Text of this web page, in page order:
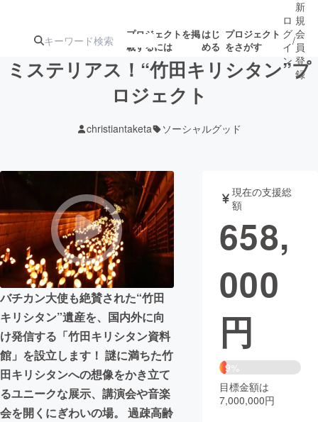
プロジェクトを掲
載するには
はじ
める
プロジェクト
をさがす
ターン
ジェクト
ロジェクト
アート・写真 音楽
テクノロジー・ガジェット ゲーム・サ
映像・映画
ビジネス・起業
まちづくり・地域活性化
CAMPFIRE for Social Good
CAMPFIRE Creation
CAMPFIREふるさと納税machi-ya コミュニティ
ロ
グ
イ
ン
/
新
規
会
員
登
録
ミステリアス！“竹田キリシタン”プ
ロジェクト
christiantaketa ソーシャルグッド
バチカン大使も絶賛された“竹田
キリシタン”遺産を、国内外に向
け発信する「竹田キリシタン資料
館」を設立します！ 謎に満ちた竹
田キリシタンへの想像をかき立て
るユニークな展示、講演会や音楽
会を開くにぎわいの場。 過疎高齢
現在の支援総
額
658,
000
円
9%
目標金額は
7,000,000円